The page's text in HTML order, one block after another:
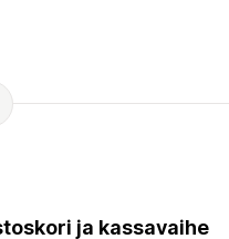
ja kassavaihe